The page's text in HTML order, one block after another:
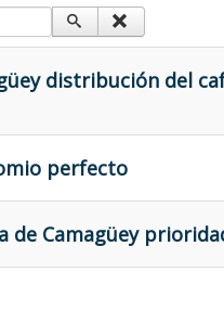
distribución del
perfecto
de Camagüey